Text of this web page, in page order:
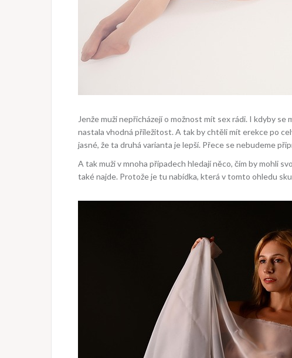
Jenže muži nepřicházejí o možnost mít sex rádi. I kdyby
nastala vhodná příležitost. A tak by chtěli mít erekce po
jasné, že ta druhá varianta je lepší. Přece se nebudeme
A tak muži v mnoha případech hledají něco, čím by mohli
také najde. Protože je tu nabídka, která v tomto ohledu